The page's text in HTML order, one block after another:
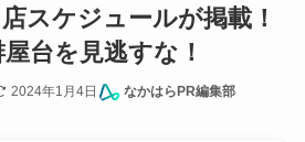
スケジュールが掲載！
台を見逃すな！
2024年1月4日 なかはらPR編集部